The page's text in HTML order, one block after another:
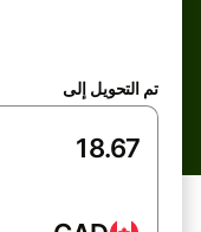
تم التحويل إلى